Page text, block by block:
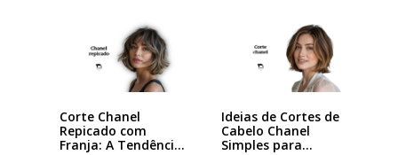
Corte Chanel
Repicado com
Franja: A Tendência
Ideias de Cortes de
Cabelo Chanel
Simples para…